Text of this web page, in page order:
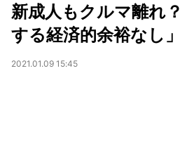
新成人もクルマ離れ
する経済的余裕なし」
2021.01.09 15:45